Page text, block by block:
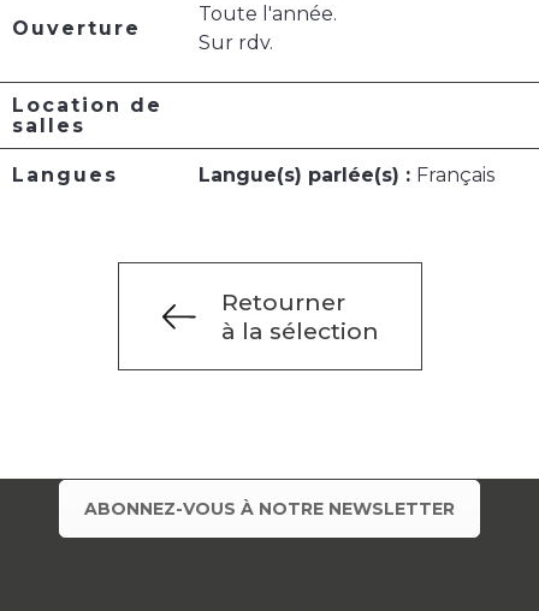
Ouverture
Toute l'année.
Sur rdv.
Location de
salles
Langues Langue(s) parlée(s) : Français
Retourner
à la sélection
ABONNEZ-VOUS À NOTRE NEWSLETTER